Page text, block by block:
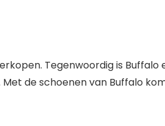
Tegenwoordig is
de schoenen van Buffalo